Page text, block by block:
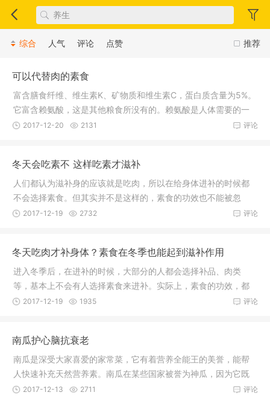
推荐
综合 人气 评论 点赞
可以代替肉的素食
富含膳食纤维、维生素K、矿物质和维生素C，蛋白质含量为5%。
它富含赖氨酸，这是其他粮食所没有的。赖氨酸是人体需要的一
种氨基酸
评论
2017-12-20 2131
冬天会吃素不 这样吃素才滋补
人们都认为滋补身的应该就是吃肉，所以在给身体进补的时候都
不会选择素食。但其实并不是这样的，素食的功效也不能被忽
略，要荤素
评论
2017-12-19 2732
冬天吃肉才补身体？素食在冬季也能起到滋补作用
进入冬季后，在进补的时候，大部分的人都会选择补品、肉类
等，基本上不会有人选择素食来进补。实际上，素食的功效，都
被忽略了。
评论
2017-12-19 1935
南瓜护心脑抗衰老
南瓜是深受大家喜爱的家常菜，它有着营养全能王的美誉，能帮
人快速补充天然营养素。南瓜在某些国家被誉为神瓜，因为它既
可为粮，
评论
2017-12-13 2711